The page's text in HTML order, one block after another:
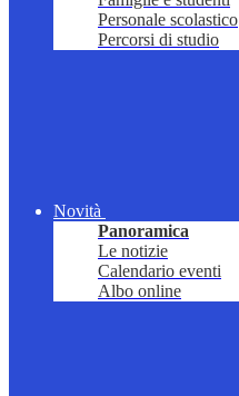
Personale scolastico
Percorsi di studio
Novità
Panoramica
Le notizie
Calendario eventi
Albo online